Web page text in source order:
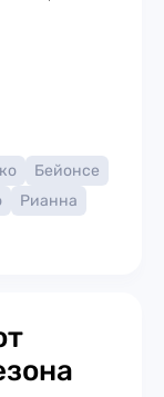
Бейонсе
Рианна